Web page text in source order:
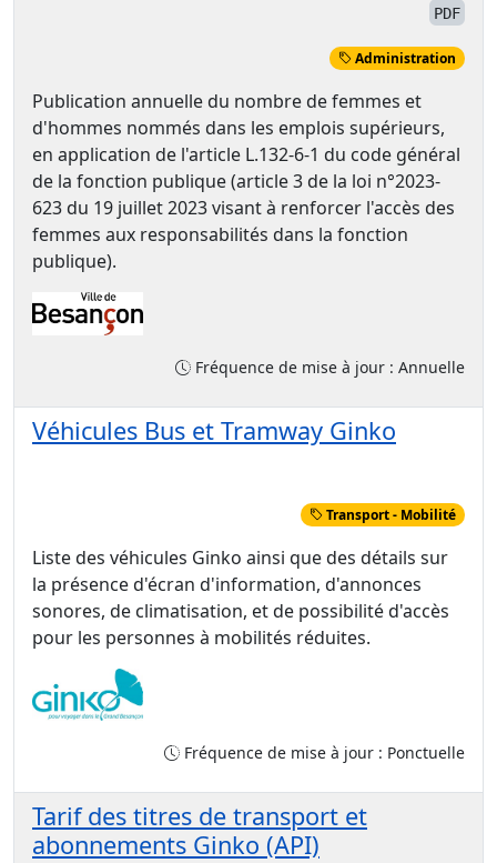
PDF
Administration
Publication annuelle du nombre de femmes et
d'hommes nommés dans les emplois supérieurs,
en application de l'article L.132-6-1 du code général
de la fonction publique (article 3 de la loi n°2023-
623 du 19 juillet 2023 visant à renforcer l'accès des
femmes aux responsabilités dans la fonction
publique).
Fréquence de mise à jour : Annuelle
Véhicules Bus et Tramway Ginko
Transport - Mobilité
Liste des véhicules Ginko ainsi que des détails sur
la présence d'écran d'information, d'annonces
sonores, de climatisation, et de possibilité d'accès
pour les personnes à mobilités réduites.
Fréquence de mise à jour : Ponctuelle
Tarif des titres de transport et
abonnements Ginko (API)